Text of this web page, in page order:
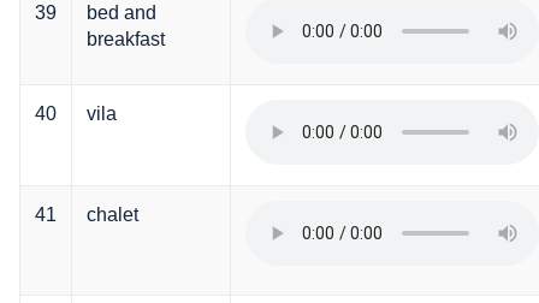
39
bed and
breakfast
40 vila
41 chalet